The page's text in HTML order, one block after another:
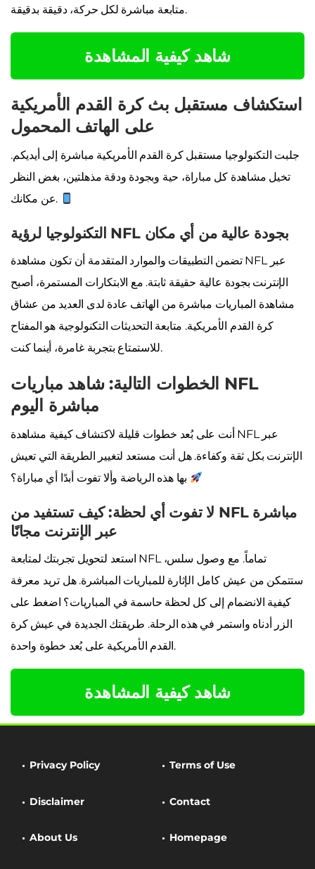
متابعة مباشرة لكل حركة، دقيقة بدقيقة.
شاهد كيفية المشاهدة
استكشاف مستقبل بث كرة القدم الأمريكية
على الهاتف المحمول
جلبت التكنولوجيا مستقبل كرة القدم الأمريكية مباشرة إلى أيديكم.
تخيل مشاهدة كل مباراة، حية وبجودة ودقة مذهلتين، بغض النظر
عن مكانك.
التكنولوجيا لرؤية NFL بجودة عالية من أي مكان
تضمن التطبيقات والموارد المتقدمة أن تكون مشاهدة NFL عبر
الإنترنت بجودة عالية حقيقة ثابتة. مع الابتكارات المستمرة، أصبح
مشاهدة المباريات مباشرة من الهاتف عادة لدى العديد من عشاق
كرة القدم الأمريكية. متابعة التحديثات التكنولوجية هو المفتاح
للاستمتاع بتجربة غامرة، أينما كنت.
الخطوات التالية: شاهد مباريات NFL
مباشرة اليوم
أنت على بُعد خطوات قليلة لاكتشاف كيفية مشاهدة NFL عبر
الإنترنت بكل ثقة وكفاءة. هل أنت مستعد لتغيير الطريقة التي تعيش
لا تفوت أي لحظة: كيف تستفيد من NFL مباشرة
عبر الإنترنت مجانًا
استعد لتحويل تجربتك لمتابعة NFL تماماً. مع وصول سلس،
ستتمكن من عيش كامل الإثارة للمباريات المباشرة. هل تريد معرفة
كيفية الانضمام إلى كل لحظة حاسمة في المباريات؟ اضغط على
الزر أدناه واستمر في هذه الرحلة. طريقتك الجديدة في عيش كرة
القدم الأمريكية على بُعد خطوة واحدة.
شاهد كيفية المشاهدة
Privacy Policy Terms of Use
Disclaimer Contact
About Us Homepage